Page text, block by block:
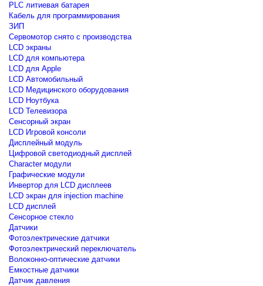
PLC литиевая батарея
Кабель для программирования
ЗИП
Сервомотор снято с производства
LCD экраны
LCD для компьютера
LCD для Apple
LCD Автомобильный
LCD Медицинского оборудования
LCD Ноутбука
LCD Телевизора
Сенсорный экран
LCD Игровой консоли
Дисплейный модуль
Цифровой светодиодный дисплей
Сharacter модули
Графические модули
Инвертор для LCD дисплеев
LCD экран для injection machine
LCD дисплей
Сенсорное стекло
Датчики
Фотоэлектрические датчики
Фотоэлектрический переключатель
Волоконно-оптические датчики
Емкостные датчики
Датчик давления